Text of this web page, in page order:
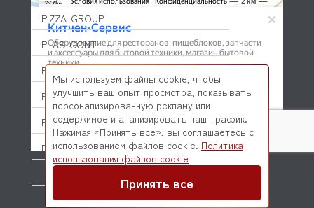
PIZZA-GROUP
PLAS-CONT
POLAIR (ПОЛАИР)
PONY
POPCAKE
PRATICA
PRIMUS
© 2026 Kitchen-Service.com Интернет-магазин запчастей
и оборудования профессиональной кухни
Мы используем файлы cookie, чтобы
улучшить ваш опыт просмотра, показывать
персонализированную рекламу или
содержимое и анализировать наш трафик.
Нажимая «Принять все», вы соглашаетесь с
использованием файлов cookie. Политика
использования файлов cookie
Принять все